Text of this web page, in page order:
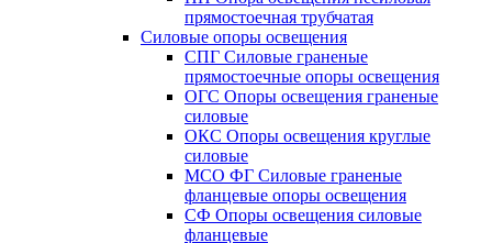
прямостоечная трубчатая
Силовые опоры освещения
СПГ Силовые граненые
прямостоечные опоры освещения
ОГС Опоры освещения граненые
силовые
ОКС Опоры освещения круглые
силовые
МСО ФГ Силовые граненые
фланцевые опоры освещения
СФ Опоры освещения силовые
фланцевые